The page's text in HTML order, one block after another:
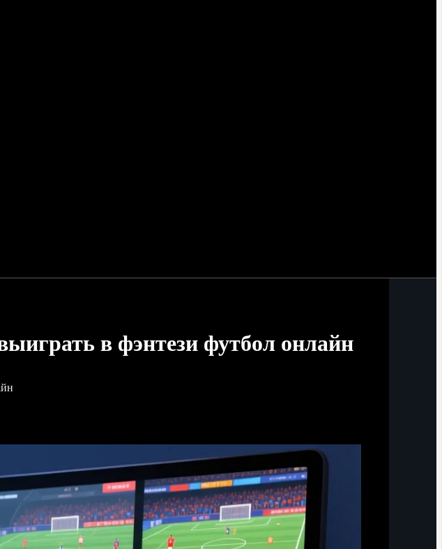
в фэнтези футбол онлайн